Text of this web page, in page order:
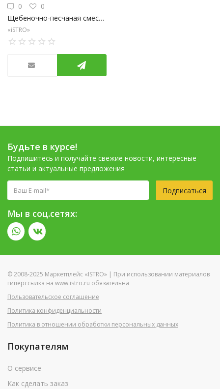
0
0
Щебеночно-песчаная смесь фракция 0-40
«iSTRO»
Будьте в курсе!
Подпишитесь и получайте свежие новости, интересные
статьи и актуальные предложения
Подписаться
Мы в соц.сетях:
© 2008-2025 Маркетплейс «ISTRO» | При использовании материалов
гиперссылка на www.istro.ru обязательна
Пользовательское соглашение
Политика конфиденциальности
Политика в отношении обработки персональных данных
Покупателям
О сервисе
Как сделать заказ